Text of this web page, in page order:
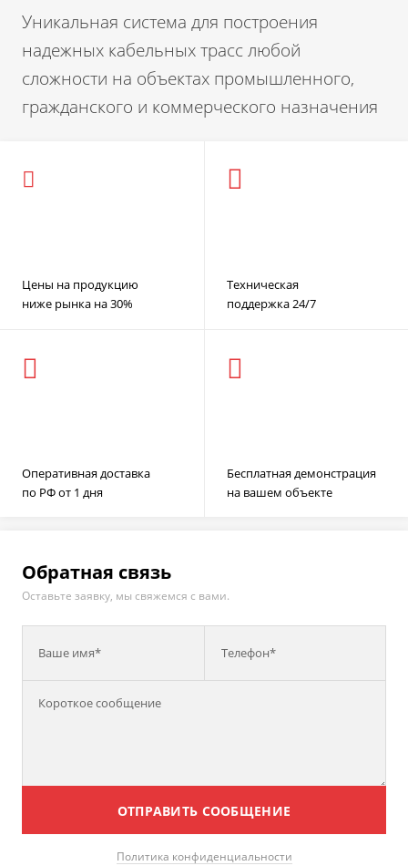
Уникальная система для построения
надежных кабельных трасс любой
сложности на объектах промышленного,
гражданского и коммерческого назначения
Цены на продукцию
ниже рынка на 30%
Техническая
поддержка 24/7
Оперативная доставка
по РФ от 1 дня
Бесплатная демонстрация
на вашем объекте
Обратная связь
Оставьте заявку, мы свяжемся с вами.
Ваше имя* Телефон*
ОТПРАВИТЬ СООБЩЕНИЕ
Политика конфиденциальности